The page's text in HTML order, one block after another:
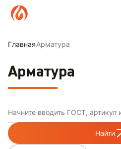
ГлавнаяАрматура
Арматура
Начните вводить ГОСТ, артикул
Найти